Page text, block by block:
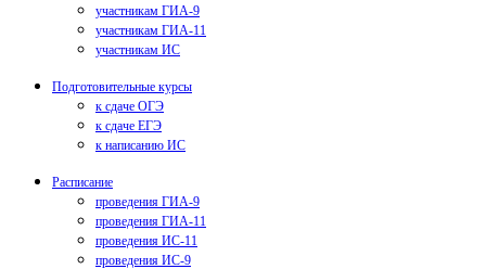
участникам ГИА-9
участникам ГИА-11
участникам ИС
Подготовительные курсы
к сдаче ОГЭ
к сдаче ЕГЭ
к написанию ИС
Расписание
проведения ГИА-9
проведения ГИА-11
проведения ИС-11
проведения ИС-9